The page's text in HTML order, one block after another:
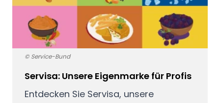
© Service-Bund
Servisa: Unsere Eigenmarke für Profis
Entdecken Sie Servisa, unsere